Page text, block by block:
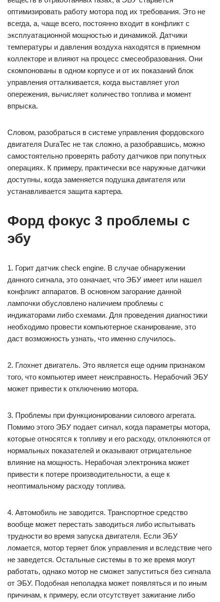
оптимизировать работу мотора под их требования. Это не
всегда, а, чаще всего, постоянно входит в конфликт с
эксплуатационной мощностью и динамикой. Датчики
температуры и давления воздуха находятся в приемном
коллекторе и влияют на процесс смесеобразования. Они
скомпонованы в одном корпусе и от их показаний блок
управления отталкивается, когда выставляет угол
опережения, вычисляет количество топлива и момент
впрыска.
Словом, разобраться в системе управления фордовского
двигателя DuraTec не так сложно, а разобравшись, можно
самостоятельно проверять работу датчиков при попутных
операциях. К примеру, практически все наружные датчики
доступны, когда заменяется подушка двигателя или
устанавливается защита картера.
Форд фокус 3 проблемы с
эбу
1. Горит датчик check engine. В случае обнаружении
данного сигнала, это означает, что ЭБУ имеет или нашел
конфликт аппаратов. В основном загорание данной
лампочки обусловлено наличием проблемы с
индикаторами либо схемами. Для проведения диагностики
необходимо провести компьютерное сканирование, это
даст возможность узнать, что именно случилось.
2. Глохнет двигатель. Это является еще одним признаком
того, что компьютер имеет неисправность. Нерабочий ЭБУ
может привести к отключению мотора.
3. Проблемы при функционировании силового агрегата.
Помимо этого ЭБУ подает сигнал, когда параметры мотора,
которые относятся к топливу и его расходу, отклоняются от
нормальных показателей и оказывают отрицательное
влияние на мощность. Нерабочая электроника может
привести к потере производительности, а еще к
неоптимальному расходу топлива.
4. Автомобиль не заводится. Транспортное средство
вообще может перестать заводиться либо испытывать
трудности во время запуска двигателя. Если ЭБУ
ломается, мотор теряет блок управления и вследствие чего
не заведется. Остальные системы в то же время могут
работать, однако мотор не сможет запуститься без сигнала
от ЭБУ. Подобная неполадка может появляться и по иным
причинам, к примеру, если отсутствует зажигание либо